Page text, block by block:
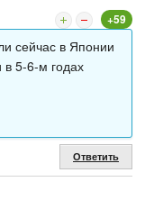
+59
сейчас в Японии
5-6-м годах
Ответить